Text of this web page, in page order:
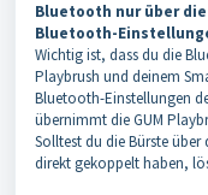
Bluetooth nur über
Bluetooth-
Wichtig ist, dass du die
Playbrush und deinem
Bluetooth-Einstellungen
übernimmt die GUM
Solltest du die Bürste
direkt gekoppelt haben,